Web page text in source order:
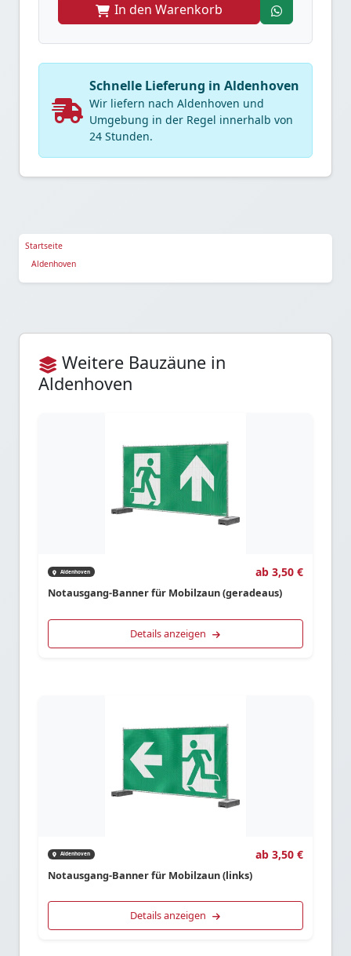
Startseite
Aldenhoven
In den Warenkorb
Schnelle Lieferung in Aldenhoven
Wir liefern nach Aldenhoven und
Umgebung in der Regel innerhalb von
24 Stunden.
Weitere Bauzäune in
Aldenhoven
Aldenhoven ab 3,50 €
Notausgang-Banner für Mobilzaun (geradeaus)
Details anzeigen
Aldenhoven ab 3,50 €
Notausgang-Banner für Mobilzaun (links)
Details anzeigen